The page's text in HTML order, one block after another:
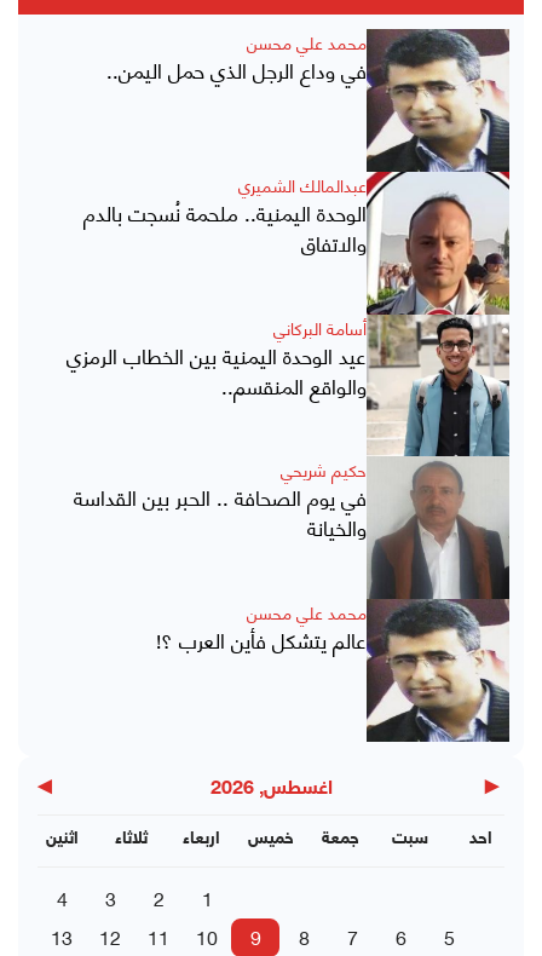
محمد علي محسن
في وداع الرجل الذي حمل اليمن..
عبدالمالك الشميري
الوحدة اليمنية.. ملحمة نُسجت بالدم
والاتفاق
أسامة البركاني
عيد الوحدة اليمنية بين الخطاب الرمزي
والواقع المنقسم..
حكيم شريحي
في يوم الصحافة .. الحبر بين القداسة
والخيانة
محمد علي محسن
عالم يتشكل فأين العرب ؟!
◀ اغسطس, 2026 ▶
اثنين ثلاثاء اربعاء خميس جمعة سبت احد
1
2
3
4
5
6
7
8
9
10
11
12
13